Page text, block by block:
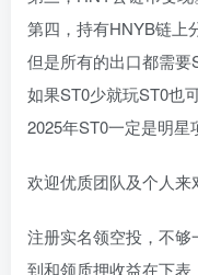
第四，持有HNYB链上
但是所有的出口都需要
如果ST0少就玩ST0也可
2025年ST0一定是明星
欢迎优质团队及个人来
注册实名领空投，不
到和领质押收益在下表